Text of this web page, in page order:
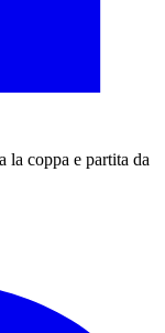
la coppa e partita da